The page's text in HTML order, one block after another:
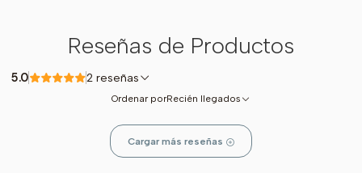
Reseñas de Productos
5.0 2 reseñas
Ordenar porRecién llegados
Cargar más reseñas